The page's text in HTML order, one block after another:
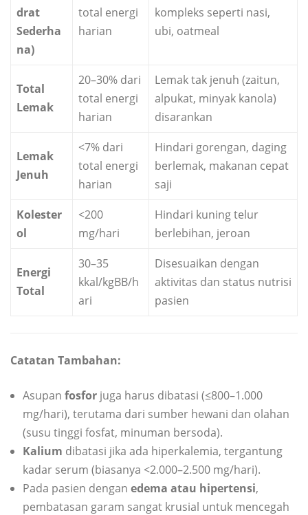
drat
Sederha
na)
total energi
harian
kompleks seperti nasi,
ubi, oatmeal
Total
Lemak
20–30% dari
total energi
harian
Lemak tak jenuh (zaitun,
alpukat, minyak kanola)
disarankan
Lemak
Jenuh
<7% dari
total energi
harian
Hindari gorengan, daging
berlemak, makanan cepat
saji
Kolester
ol
<200
mg/hari
Hindari kuning telur
berlebihan, jeroan
Energi
Total
30–35
kkal/kgBB/h
ari
Disesuaikan dengan
aktivitas dan status nutrisi
pasien
Catatan Tambahan:
Asupan fosfor juga harus dibatasi (≤800–1.000
mg/hari), terutama dari sumber hewani dan olahan
(susu tinggi fosfat, minuman bersoda).
Kalium dibatasi jika ada hiperkalemia, tergantung
kadar serum (biasanya <2.000–2.500 mg/hari).
Pada pasien dengan edema atau hipertensi,
pembatasan garam sangat krusial untuk mencegah